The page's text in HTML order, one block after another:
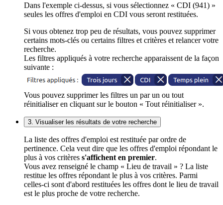
Dans l'exemple ci-dessus, si vous sélectionnez « CDI (941) »
seules les offres d'emploi en CDI vous seront restituées.
Si vous obtenez trop peu de résultats, vous pouvez supprimer
certains mots-clés ou certains filtres et critères et relancer votre
recherche.
Les filtres appliqués à votre recherche apparaissent de la façon
suivante :
Vous pouvez supprimer les filtres un par un ou tout
réinitialiser en cliquant sur le bouton « Tout réinitialiser ».
3. Visualiser les résultats de votre recherche
La liste des offres d'emploi est restituée par ordre de
pertinence. Cela veut dire que les offres d'emploi répondant le
plus à vos critères s'affichent en premier.
Vous avez renseigné le champ « Lieu de travail » ? La liste
restitue les offres répondant le plus à vos critères. Parmi
celles-ci sont d'abord restituées les offres dont le lieu de travail
est le plus proche de votre recherche.